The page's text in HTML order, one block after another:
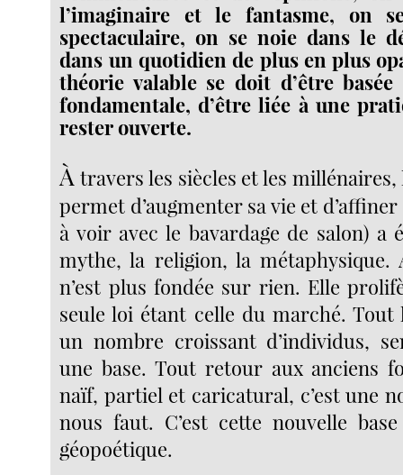
l’imaginaire et le fantasme, on
spectaculaire, on se noie dans le
dans un quotidien de plus en plus
théorie valable se doit d’être
fondamentale, d’être liée à une
rester ouverte.
À travers les siècles et les
permet d’augmenter sa vie et
à voir avec le bavardage de salon) a
mythe, la religion, la métaphysique.
n’est plus fondée sur rien. Elle
seule loi étant celle du marché.
un nombre croissant d’individus,
une base. Tout retour aux anciens
naïf, partiel et caricatural, c’est une
nous faut. C’est cette nouvelle
géopoétique.